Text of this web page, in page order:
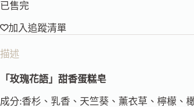
已售完
加入追蹤清單
描述
「玫瑰花語」甜香蛋糕皂
成分:香杉、乳香、天竺葵、薰衣草、檸檬、